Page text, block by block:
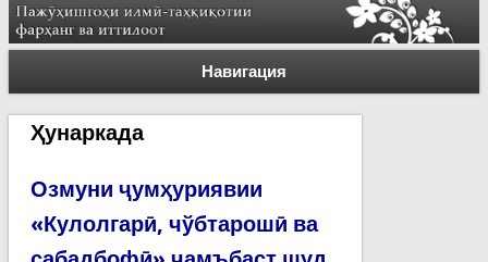
Навигация
Ҳунаркада
Озмуни ҷумҳуриявии
«Кулолгарӣ, чўбтарошӣ ва